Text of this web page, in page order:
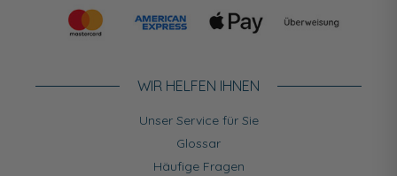
WIR HELFEN IHNEN
Unser Service für Sie
Glossar
Häufige Fragen